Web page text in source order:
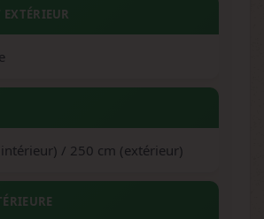
/ 250 cm (extérieur)